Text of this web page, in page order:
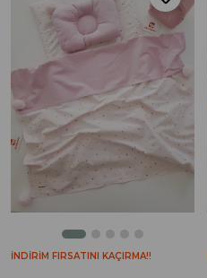
İNDİRİM FIRSATINI KAÇIRMA!!